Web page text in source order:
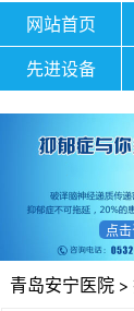
网站首页
先进设备
点
青岛安宁医院>